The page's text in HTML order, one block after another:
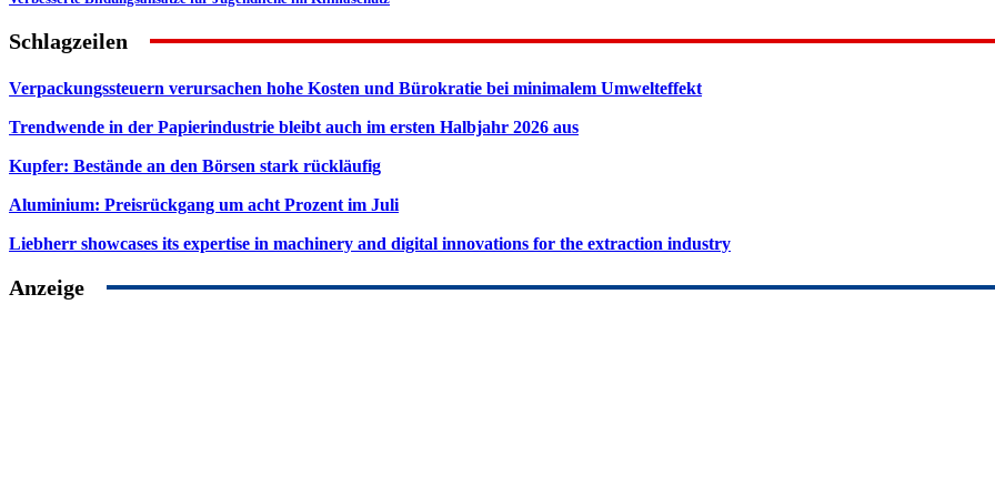
Schlagzeilen
Verpackungssteuern verursachen hohe Kosten und Bürokratie bei minimalem Umwelteffekt
Trendwende in der Papierindustrie bleibt auch im ersten Halbjahr 2026 aus
Kupfer: Bestände an den Börsen stark rückläufig
Aluminium: Preisrückgang um acht Prozent im Juli
Liebherr showcases its expertise in machinery and digital innovations for the extraction industry
Anzeige